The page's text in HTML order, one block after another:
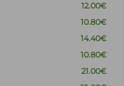
12.00€
10.80€
14.40€
10.80€
21.00€